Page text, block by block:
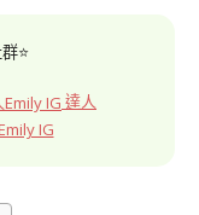
⭐
達人
IG